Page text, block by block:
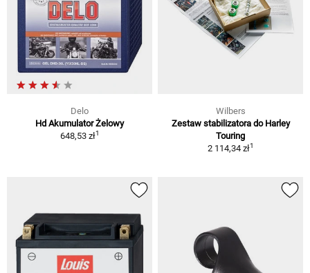
Delo
Hd Akumulator Żelowy
648,53 zł1
Wilbers
Zestaw stabilizatora do Harley
Touring
2 114,34 zł1